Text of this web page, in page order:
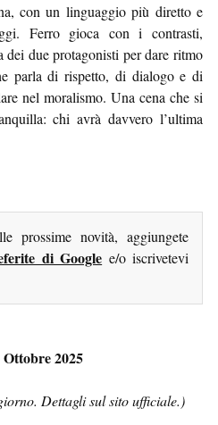
con un linguaggio più diretto e
Ferro gioca con i contrasti,
dei due protagonisti per dare ritmo
parla di rispetto, di dialogo e di
nel moralismo. Una cena che si
chi avrà davvero l’ultima
prossime novità, aggiungete
di Google e/o iscrivetevi
2025
Dettagli sul sito ufficiale.)